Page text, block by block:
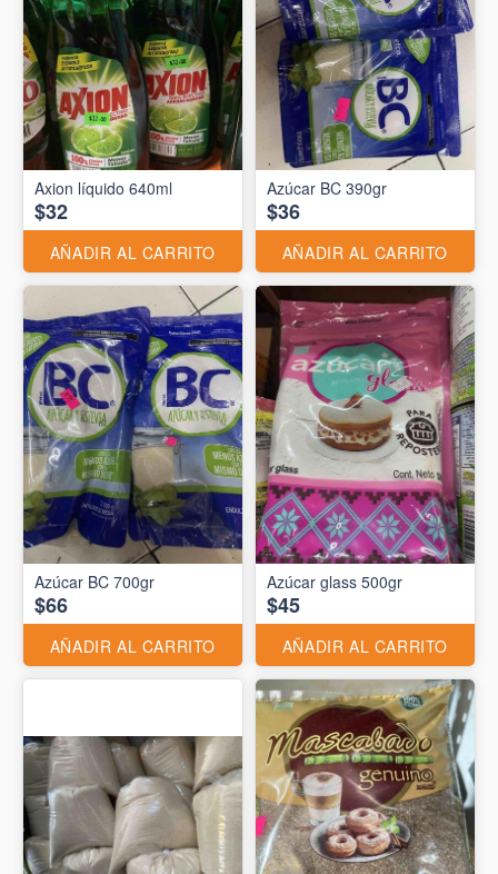
Axion líquido 640ml
$32
AÑADIR AL CARRITO
Azúcar BC 390gr
$36
AÑADIR AL CARRITO
Azúcar BC 700gr
$66
AÑADIR AL CARRITO
Azúcar glass 500gr
$45
AÑADIR AL CARRITO